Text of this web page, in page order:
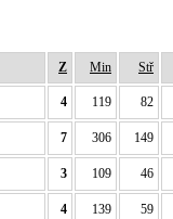
Z Min Stř
4 119 82
7 306 149
3 109 46
4 139 59